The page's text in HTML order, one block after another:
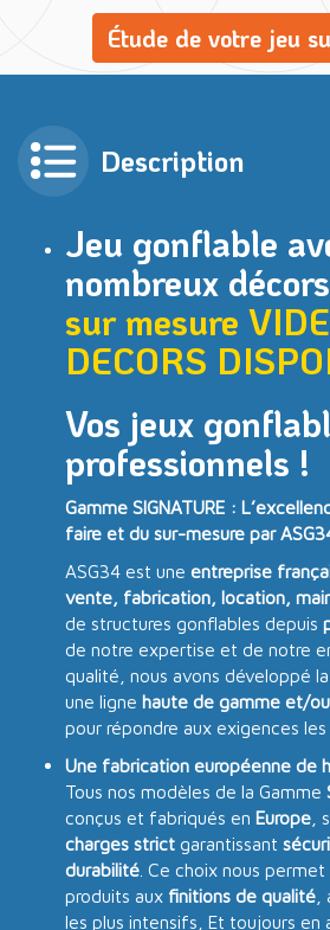
Étude de votre jeu
Description
Jeu gonflable
nombreux décors
sur mesure
DECORS
Vos jeux
professionnels !
Gamme SIGNATURE :
faire et du sur-mesure par
ASG34 est une entreprise
vente, fabrication, location,
de structures gonflables depuis
de notre expertise et de notre
qualité, nous avons développé la
une ligne haute de gamme et/
pour répondre aux exigences les
Une fabrication européenne de
Tous nos modèles de la Gamme
conçus et fabriqués en Europe ,
charges strict garantissant
durabilité . Ce choix nous
produits aux finitions de qualité
les plus intensifs, Et toujours en